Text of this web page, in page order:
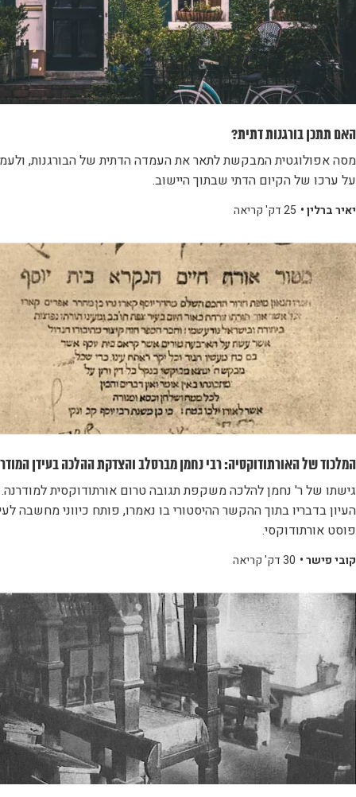
האם תתכן בורגנות דתית?
יאיר ברלין • 25 דק' קריאה
מסה אפולוגטית המבקשת לתאר את העמדה הדתית של הבורגנות,
על ערכו של הקיום הדתי שבתוך היישוב.
המלכוד של האורתודוקסיה: רבי נחמן מברסלב והצדקת ההלכה בעידן
קובי פישר • 30 דק' קריאה
גישתו של ר' נחמן להלכה משקפת תגובה טרום אורתודוקסית למודרנה.
העיון בדבריו בתוך ההקשר ההיסטורי בו נאמרו, פותח כיווני מחשבה
פוסט אורתודוקסי.